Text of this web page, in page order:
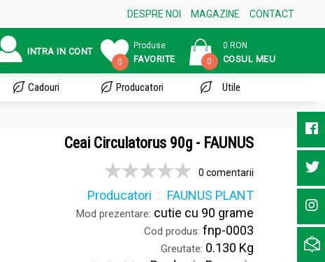
DESPRE NOI MAGAZINE CONTACT
INTRA IN CONT
0
Produse
FAVORITE 0
0 RON
COSUL MEU
Cadouri Producatori Utile
Ceai Circulatorus 90g - FAUNUS
0 comentarii
Producatori FAUNUS PLANT
Mod prezentare: cutie cu 90 grame
Cod produs: fnp-0003
Greutate: 0.130 Kg